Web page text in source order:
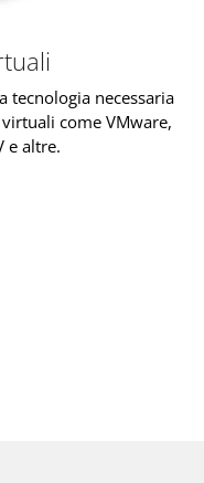
tecnologia necessaria
come VMware,
e altre.